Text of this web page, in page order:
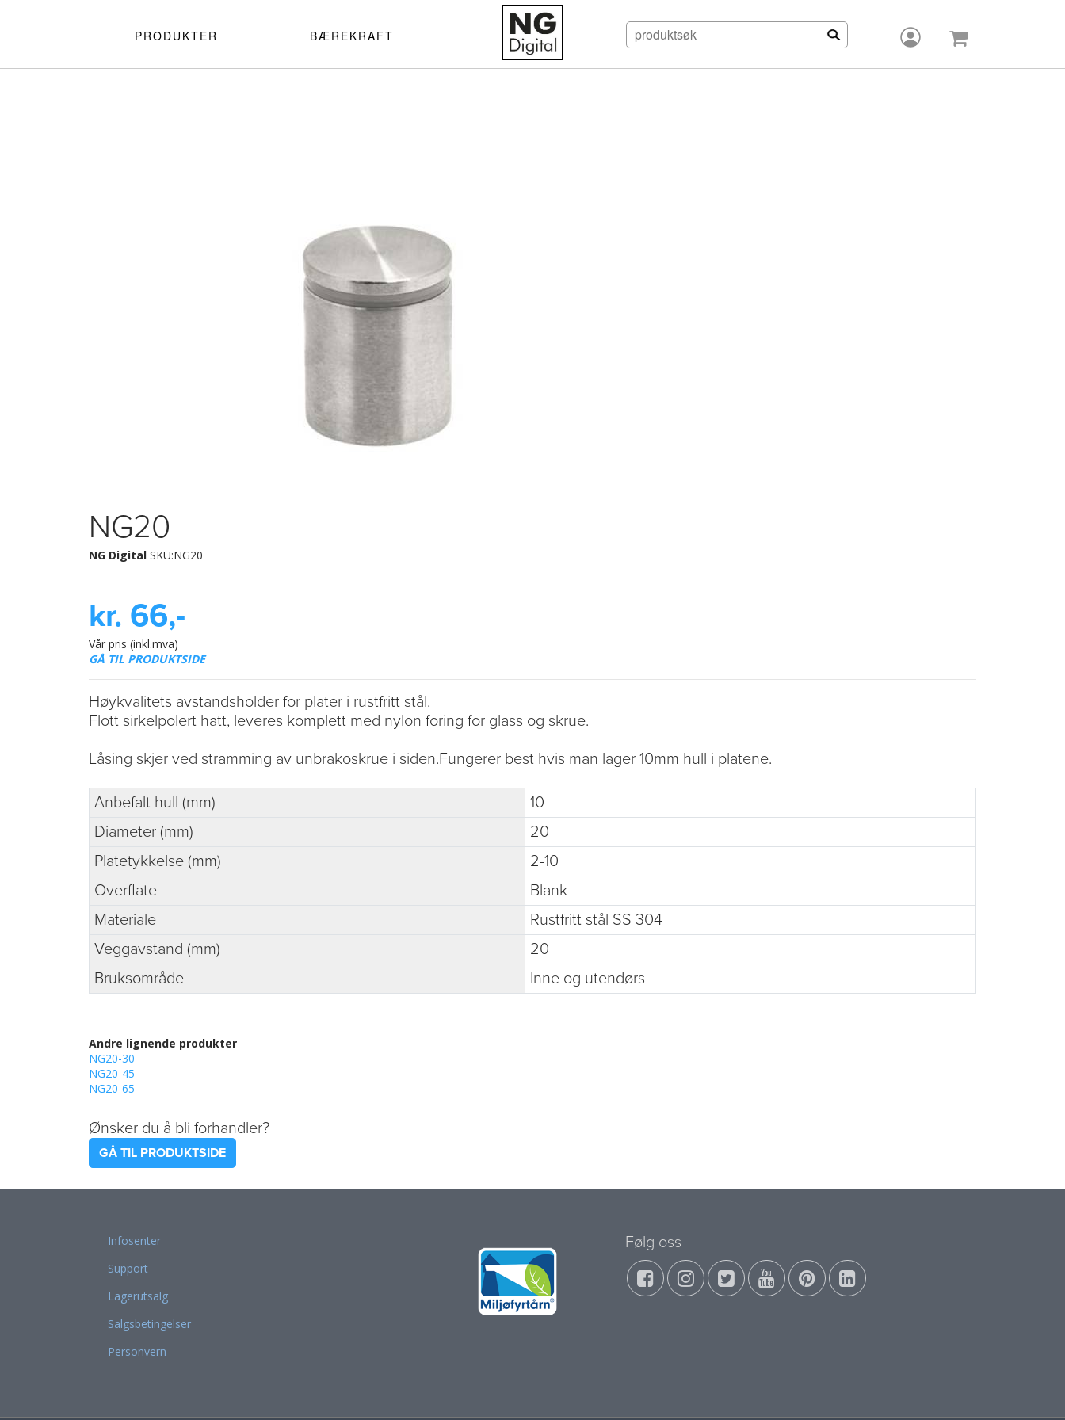
PRODUKTER BÆREKRAFT
NG20
NG Digital SKU:NG20
kr. 66,-
Vår pris (inkl.mva)
GÅ TIL PRODUKTSIDE
Høykvalitets avstandsholder for plater i rustfritt stål.
Flott sirkelpolert hatt, leveres komplett med nylon foring for glass og skrue.
Låsing skjer ved stramming av unbrakoskrue i siden.Fungerer best hvis man lager 10mm hull i platene.
Anbefalt hull (mm)
10
Diameter (mm)
20
Platetykkelse (mm)
2-10
Overflate
Blank
Materiale
Rustfritt stål SS 304
Veggavstand (mm)
20
Bruksområde
Inne og utendørs
Andre lignende produkter
NG20-30
NG20-45
NG20-65
Ønsker du å bli forhandler?
GÅ TIL PRODUKTSIDE
Infosenter
Support
Lagerutsalg
Salgsbetingelser
Personvern
Følg oss